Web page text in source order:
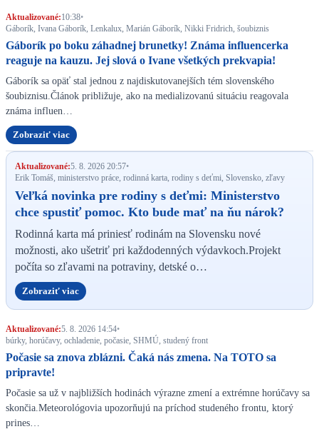
Aktualizované:10:38•
Gáborík, Ivana Gáborík, Lenkalux, Marián Gáborík, Nikki Fridrich, šoubiznis
Gáborík po boku záhadnej brunetky! Známa influencerka
reaguje na kauzu. Jej slová o Ivane všetkých prekvapia!
Gáborík sa opäť stal jednou z najdiskutovanejších tém slovenského
šoubiznisu.Článok približuje, ako na medializovanú situáciu reagovala
známa influen…
Zobraziť viac
Aktualizované:5. 8. 2026 20:57•
Erik Tomáš, ministerstvo práce, rodinná karta, rodiny s deťmi, Slovensko, zľavy
Veľká novinka pre rodiny s deťmi: Ministerstvo
chce spustiť pomoc. Kto bude mať na ňu nárok?
Rodinná karta má priniesť rodinám na Slovensku nové
možnosti, ako ušetriť pri každodenných výdavkoch.Projekt
počíta so zľavami na potraviny, detské o…
Zobraziť viac
Aktualizované:5. 8. 2026 14:54•
búrky, horúčavy, ochladenie, počasie, SHMÚ, studený front
Počasie sa znova zblázni. Čaká nás zmena. Na TOTO sa
pripravte!
Počasie sa už v najbližších hodinách výrazne zmení a extrémne horúčavy sa
skončia.Meteorológovia upozorňujú na príchod studeného frontu, ktorý
prines…